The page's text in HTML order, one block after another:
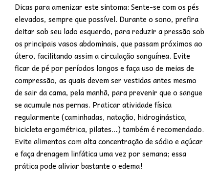
Dicas para amenizar este sintoma: Sente-se com os pés
elevados, sempre que possível. Durante o sono, prefira
deitar sob seu lado esquerdo, para reduzir a pressão sob
os principais vasos abdominais, que passam próximos ao
útero, facilitando assim a circulação sanguínea. Evite
ficar de pé por períodos longos e faça uso de meias de
compressão, as quais devem ser vestidas antes mesmo
de sair da cama, pela manhã, para prevenir que o sangue
se acumule nas pernas. Praticar atividade física
regularmente (caminhadas, natação, hidroginástica,
bicicleta ergométrica, pilates…) também é recomendado.
Evite alimentos com alta concentração de sódio e açúcar
e faça drenagem linfática uma vez por semana; essa
prática pode aliviar bastante o edema!